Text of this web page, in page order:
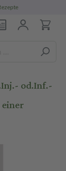
od.Inf.-